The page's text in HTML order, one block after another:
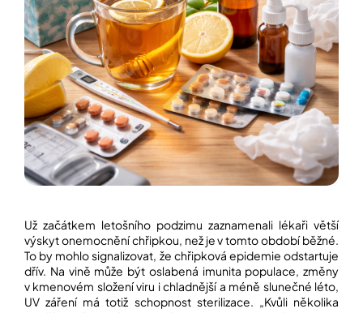
SE
PRÁVĚ
DĚJE
VAŠE
SLOVA,
NAŠE
INSPIRACE
ZÁBAVA,
KTERÁ
POSÍLÍ
PAMĚŤ
BAZAR
REPASOVANÉ
POMŮCKY
Už začátkem letošního podzimu zaznamenali lékaři větší
výskyt onemocnění chřipkou, než je v tomto období běžné.
To by mohlo signalizovat, že chřipková epidemie odstartuje
dřív. Na vině může být oslabená imunita populace, změny
v kmenovém složení viru i chladnější a méně slunečné léto,
UV záření má totiž schopnost sterilizace. „Kvůli několika
HLEDAT
D
o
p
o
č
u
m
e